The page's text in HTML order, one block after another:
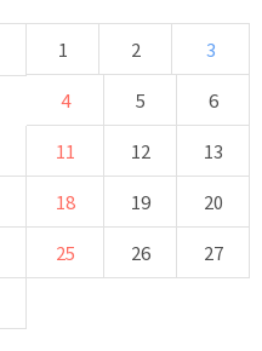
1 2
3
4
5
6
11 12
13
18 19
20
25 26
27